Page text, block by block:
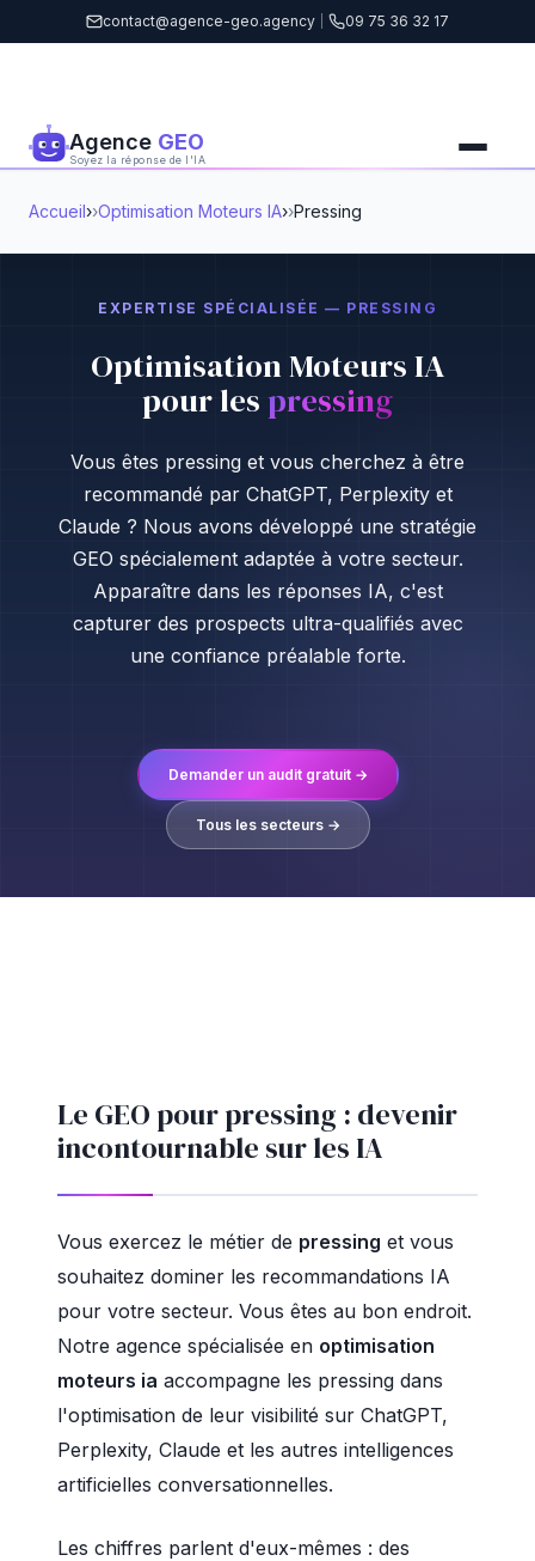
contact@agence-geo.agency 09 75 36 32 17
Agence GEO
Soyez la réponse de l'IA
Accueil› Optimisation Moteurs IA› Pressing
EXPERTISE SPÉCIALISÉE — PRESSING
Optimisation Moteurs IA
pour lespressing
Vous êtes pressing et vous cherchez à être
recommandé par ChatGPT, Perplexity et
Claude ? Nous avons développé une stratégie
GEO spécialement adaptée à votre secteur.
Apparaître dans les réponses IA, c'est
capturer des prospects ultra-qualifiés avec
une confiance préalable forte.
Demander un audit gratuit →
Tous les secteurs →
Le GEO pour pressing : devenir
incontournable sur les IA
Vous exercez le métier de pressing et vous
souhaitez dominer les recommandations IA
pour votre secteur. Vous êtes au bon endroit.
Notre agence spécialisée en optimisation
moteurs ia accompagne les pressing dans
l'optimisation de leur visibilité sur ChatGPT,
Perplexity, Claude et les autres intelligences
artificielles conversationnelles.
Les chiffres parlent d'eux-mêmes : des